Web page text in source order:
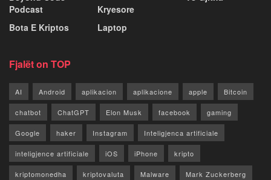
Podcast
Bota E Kriptos
Kryesore
Laptop
Fjalët on TOP
AI Android aplikacion aplikacione apple Bitcoin
chatbot ChatGPT Elon Musk facebook gaming
Google haker Instagram Inteligjenca artificiale
inteligjence artificiale iOS iPhone kripto
kriptomonedha kriptovaluta Malware Mark Zuckerberg